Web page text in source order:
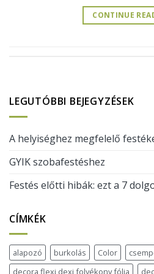
CONTINUE
LEGUTÓBBI BEJEGYZÉSEK
A helyiséghez megfelelő
GYIK szobafestéshez
Festés előtti hibák: ezt a 7
CÍMKÉK
alapozó burkolás Color
decora flexi dexi folyékony fólia